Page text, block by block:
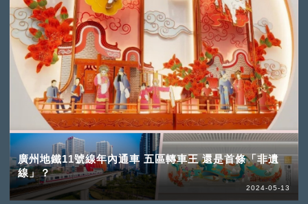
廣州地鐵11號線年內通車 五區轉車王 還是首條「非遺
線」？
2024-05-13